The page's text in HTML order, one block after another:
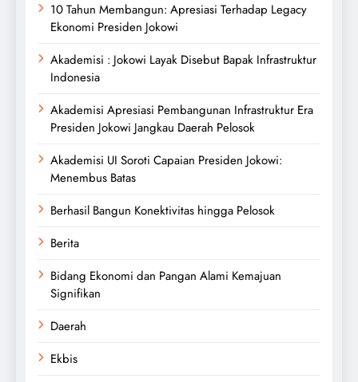
10 Tahun Membangun: Apresiasi Terhadap Legacy
Ekonomi Presiden Jokowi
Akademisi : Jokowi Layak Disebut Bapak Infrastruktur
Indonesia
Akademisi Apresiasi Pembangunan Infrastruktur Era
Presiden Jokowi Jangkau Daerah Pelosok
Akademisi UI Soroti Capaian Presiden Jokowi:
Menembus Batas
Berhasil Bangun Konektivitas hingga Pelosok
Berita
Bidang Ekonomi dan Pangan Alami Kemajuan
Signifikan
Daerah
Ekbis